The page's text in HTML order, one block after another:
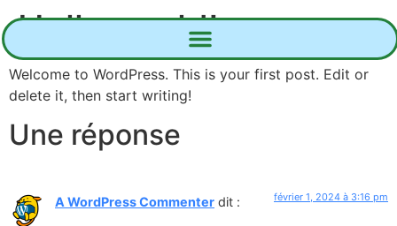
Hello world!
Welcome to WordPress. This is your first post. Edit or
delete it, then start writing!
Une réponse
A WordPress Commenter dit : février 1, 2024 à 3:16 pm